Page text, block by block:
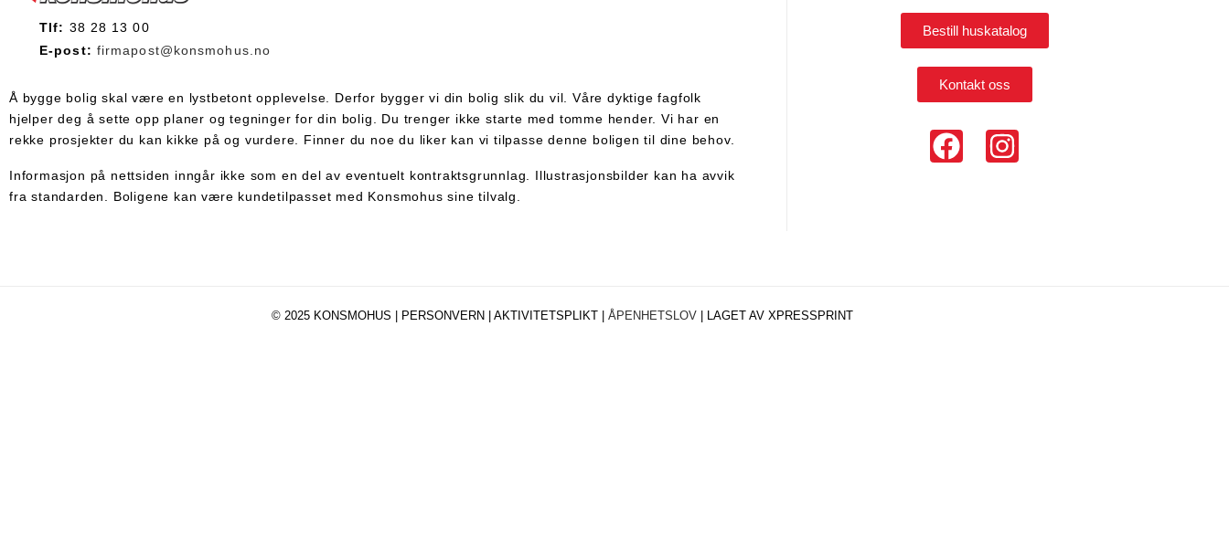
Tlf: 38 28 13 00
E-post: firmapost@konsmohus.no
Å bygge bolig skal være en lystbetont opplevelse. Derfor bygger vi din bolig slik du vil. Våre dyktige fagfolk
hjelper deg å sette opp planer og tegninger for din bolig. Du trenger ikke starte med tomme hender. Vi har en
rekke prosjekter du kan kikke på og vurdere. Finner du noe du liker kan vi tilpasse denne boligen til dine behov.
Informasjon på nettsiden inngår ikke som en del av eventuelt kontraktsgrunnlag. Illustrasjonsbilder kan ha avvik
fra standarden. Boligene kan være kundetilpasset med Konsmohus sine tilvalg.
Bestill huskatalog
Kontakt oss
© 2025 KONSMOHUS | PERSONVERN | AKTIVITETSPLIKT ÅPENHETSLOV LAGET AV XPRESSPRINT